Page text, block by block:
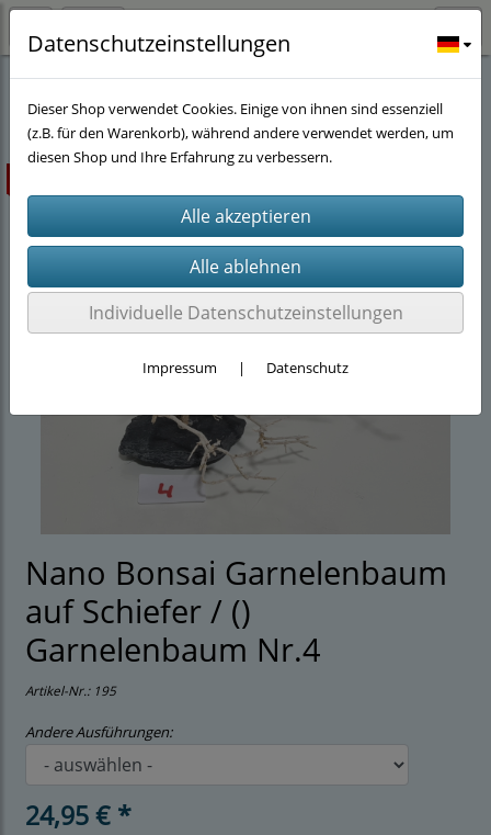
Stöwers-Garnelenstube(143) Dekoration(18)
Nano Bonsai Garnelenbaum
auf Schiefer / ()
Garnelenbaum Nr.4
Artikel-Nr.: 195
Andere Ausführungen:
24,95 € *
Datenschutzeinstellungen
Dieser Shop verwendet Cookies. Einige von ihnen sind essenziell
(z.B. für den Warenkorb), während andere verwendet werden, um
diesen Shop und Ihre Erfahrung zu verbessern.
Individuelle Datenschutzeinstellungen
Impressum | Datenschutz